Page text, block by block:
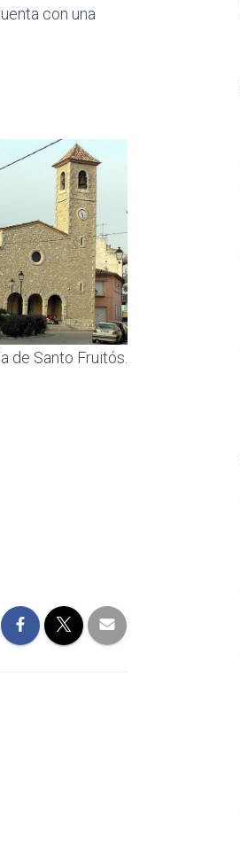
con una
de Santo Fruitós.